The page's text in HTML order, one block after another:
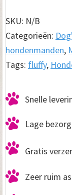
-
5
Maten
&
Kleuren
aantal
SKU: N/B
Categorieën:
hondenmanden,
Tags: fluffy,
Snelle
Lage
Gratis
Zeer ruim